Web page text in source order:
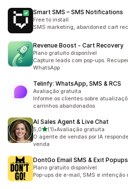
Smart SMS – SMS Notifications
Free to install
SMS marketing, abandoned cart
Revenue Boost ‑ Cart Recovery
Plano gratuito disponível
Capture leads com pop-ups.
WhatsApp
Telinfy: WhatsApp, SMS & RCS
Avaliação gratuita
Informe os clientes sobre
carrinhos abandonados
AI Sales Agent & Live Chat
5,0de 5 estrelas
(1)
1 avaliações ao todo
•Avaliação gratuita
O agente de vendas por IA
venda
DontGo Email SMS & Exit Popups
Plano gratuito disponível
Pop-ups de e-mail, SMS e